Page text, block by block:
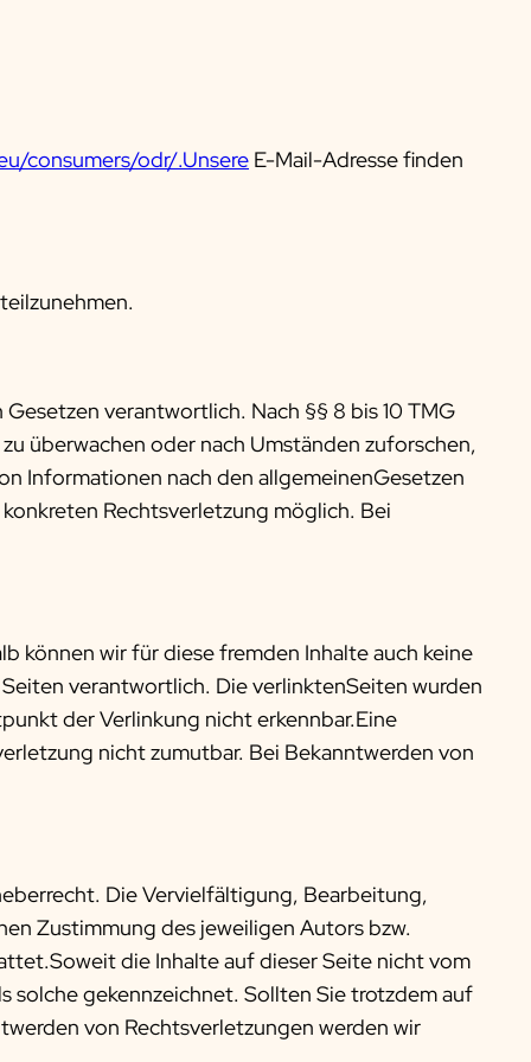
consumers/odr/.Unsere E-Mail-Adresse finden
verantwortlich. Nach §§ 8 bis 10 TMG
überwachen oder nach Umständen zuforschen,
Informationen nach den allgemeinenGesetzen
Rechtsverletzung möglich. Bei
können wir für diese fremden Inhalte auch keine
verantwortlich. Die verlinktenSeiten wurden
der Verlinkung nicht erkennbar.Eine
nicht zumutbar. Bei Bekanntwerden von
Die Vervielfältigung, Bearbeitung,
Zustimmung des jeweiligen Autors bzw.
die Inhalte auf dieser Seite nicht vom
gekennzeichnet. Sollten Sie trotzdem auf
von Rechtsverletzungen werden wir